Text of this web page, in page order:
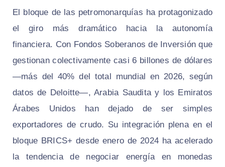
El bloque de las petromonarquías ha protagonizado
el giro más dramático hacia la autonomía
financiera. Con Fondos Soberanos de Inversión que
gestionan colectivamente casi 6 billones de dólares
—más del 40% del total mundial en 2026, según
datos de Deloitte—, Arabia Saudita y los Emiratos
Árabes Unidos han dejado de ser simples
exportadores de crudo. Su integración plena en el
bloque BRICS+ desde enero de 2024 ha acelerado
la tendencia de negociar energía en monedas